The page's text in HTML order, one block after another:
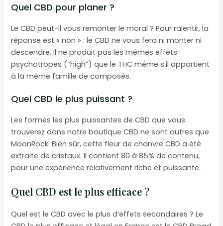
Quel CBD pour planer ?
Le CBD peut-il vous remonter le moral ? Pour ralentir, la
réponse est « non » : le CBD ne vous fera ni monter ni
descendre. Il ne produit pas les mêmes effets
psychotropes (“high”) que le THC même s’il appartient
à la même famille de composés.
Quel CBD le plus puissant ?
Les formes les plus puissantes de CBD que vous
trouverez dans notre boutique CBD ne sont autres que
MoonRock. Bien sûr, cette fleur de chanvre CBD a été
extraite de cristaux. Il contient 80 à 85% de contenu,
pour une expérience relativement riche et puissante.
Quel CBD est le plus efficace ?
Quel est le CBD avec le plus d’effets secondaires ? Le